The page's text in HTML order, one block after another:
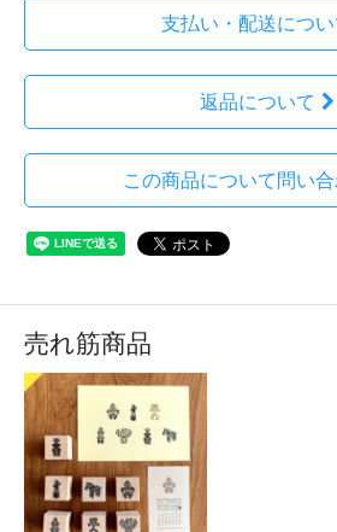
支払い・配送につい
返品について
この商品について問い
売れ筋商品